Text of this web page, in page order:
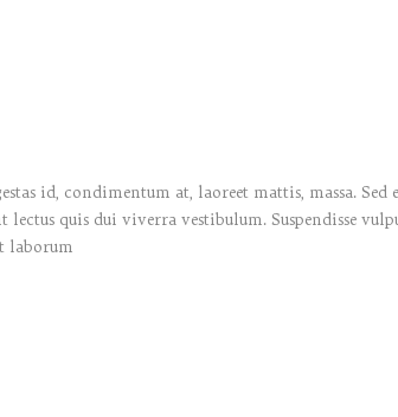
id, condimentum at, laoreet mattis, massa. Sed
quis dui viverra vestibulum. Suspendisse
laborum